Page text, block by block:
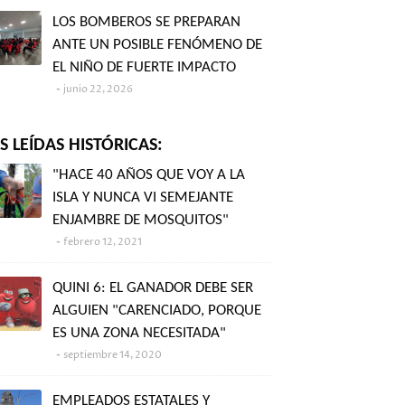
LOS BOMBEROS SE PREPARAN
ANTE UN POSIBLE FENÓMENO DE
EL NIÑO DE FUERTE IMPACTO
junio 22, 2026
LEÍDAS HISTÓRICAS:
"HACE 40 AÑOS QUE VOY A LA
ISLA Y NUNCA VI SEMEJANTE
ENJAMBRE DE MOSQUITOS"
febrero 12, 2021
QUINI 6: EL GANADOR DEBE SER
ALGUIEN "CARENCIADO, PORQUE
ES UNA ZONA NECESITADA"
septiembre 14, 2020
EMPLEADOS ESTATALES Y